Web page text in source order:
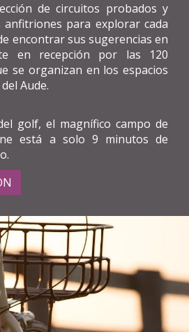
de circuitos probados y
para explorar cada
encontrar sus sugerencias en
en recepción por las 120
se organizan en los espacios
Aude.
golf, el magnífico campo de
está a solo 9 minutos de